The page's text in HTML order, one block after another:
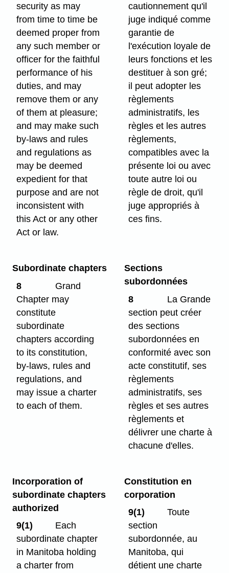
security as may
from time to time be
deemed proper from
any such member or
officer for the faithful
performance of his
duties, and may
remove them or any
of them at pleasure;
and may make such
by-laws and rules
and regulations as
may be deemed
expedient for that
purpose and are not
inconsistent with
this Act or any other
Act or law.
cautionnement qu'il
juge indiqué comme
garantie de
l'exécution loyale de
leurs fonctions et les
destituer à son gré;
il peut adopter les
règlements
administratifs, les
règles et les autres
règlements,
compatibles avec la
présente loi ou avec
toute autre loi ou
règle de droit, qu'il
juge appropriés à
ces fins.
Subordinate chapters
8
Grand
Chapter may
constitute
subordinate
chapters according
to its constitution,
by-laws, rules and
regulations, and
may issue a charter
to each of them.
Sections
subordonnées
8
La Grande
section peut créer
des sections
subordonnées en
conformité avec son
acte constitutif, ses
règlements
administratifs, ses
règles et ses autres
règlements et
délivrer une charte à
chacune d'elles.
Incorporation of
subordinate chapters
authorized
9(1)
Each
subordinate chapter
in Manitoba holding
a charter from
Constitution en
corporation
9(1)
Toute
section
subordonnée, au
Manitoba, qui
détient une charte